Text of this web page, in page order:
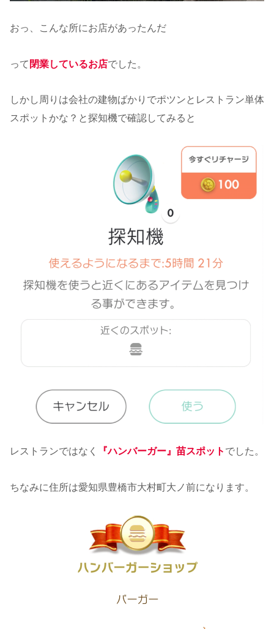
おっ、こんな所にお店があったんだ
って 閉業しているお店でした。
しかし周りは会社の建物ばかりでポツンとレストラン単体
スポットかな？と探知機で確認してみると
レストランではなく 『ハンバーガー』苗スポット でした。
ちなみに住所は愛知県豊橋市大村町大ノ前になります。